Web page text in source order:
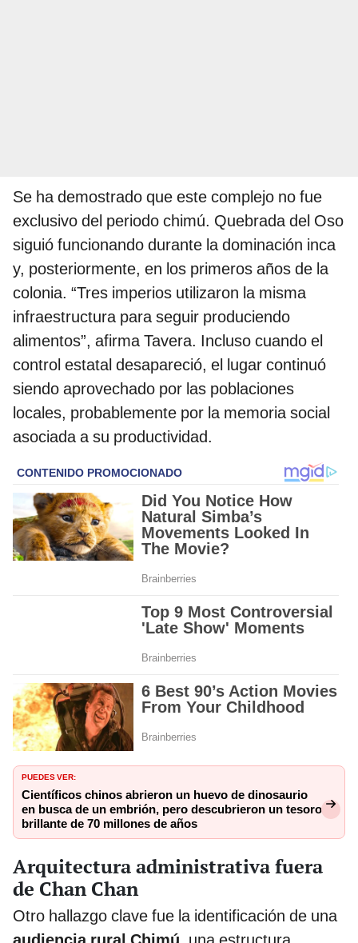
Se ha demostrado que este complejo no fue
exclusivo del periodo chimú. Quebrada del Oso
siguió funcionando durante la dominación inca
y, posteriormente, en los primeros años de la
colonia. “Tres imperios utilizaron la misma
infraestructura para seguir produciendo
alimentos”, afirma Tavera. Incluso cuando el
control estatal desapareció, el lugar continuó
siendo aprovechado por las poblaciones
locales, probablemente por la memoria social
asociada a su productividad.
PUEDES VER:
Científicos chinos abrieron un huevo de dinosaurio
en busca de un embrión, pero descubrieron un tesoro
brillante de 70 millones de años
Arquitectura administrativa fuera
de Chan Chan
Otro hallazgo clave fue la identificación de una